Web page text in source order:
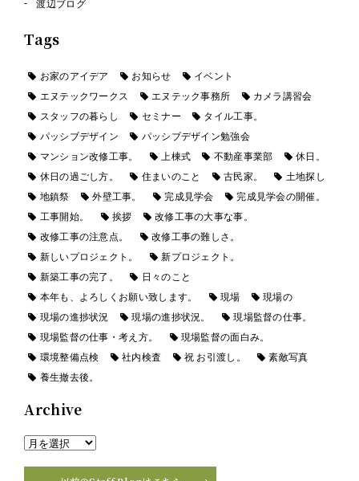
渡辺ブログ
Tags
お家のアイデア お知らせ
イベント
エヌテックワークス
エヌテック事務所
カメラ講習会
スタッフの暮らし
セミナー
タイル工事。
パッシブデザイン
パッシブデザイン勉強会
マンション改修工事。
上棟式 不動産事業部
休日。
休日の過ごし方。
住まいのこと 古民家。
土地探し
地鎮祭
外壁工事。 完成見学会
完成見学会の開催。
工事開始。
挨拶
改修工事の大事な事。
改修工事の注意点。
改修工事の難しさ。
新しいプロジェクト。
新プロジェクト。
新築工事の完了。
日々のこと
本年も、よろしくお願い致します。
現場
現場の
現場の進捗状況
現場の進捗状況。
現場監督の仕事。
現場監督の仕事・考え方。
現場監督の面白み。
環境整備点検
社内検査 祝 お引渡し。
素敵写真
養生撤去後。
Archive